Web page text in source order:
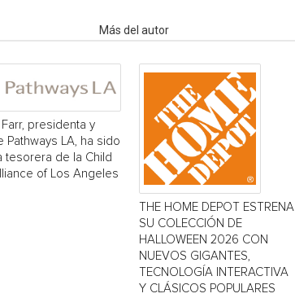
Más del autor
Farr, presidenta y
Pathways LA, ha sido
tesorera de la Child
of Los Angeles
THE HOME DEPOT ESTRENA
SU COLECCIÓN DE
HALLOWEEN 2026 CON
NUEVOS GIGANTES,
TECNOLOGÍA INTERACTIVA
Y CLÁSICOS POPULARES